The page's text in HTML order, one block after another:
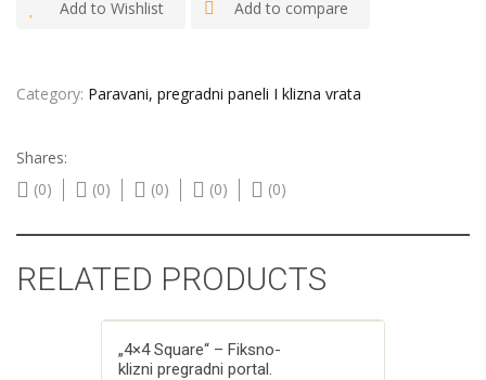
vrata Add to Wishlist Add to compare
Category: Paravani, pregradni paneli I klizna vrata
Shares:
(0)
(0) (0) (0) (0)
RELATED PRODUCTS
„4×4 Square“ – Fiksno-
klizni pregradni portal.